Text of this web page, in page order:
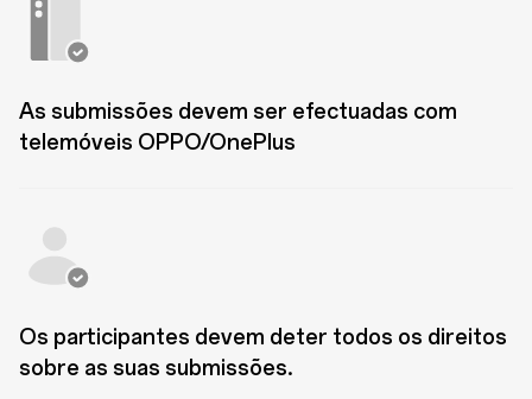
Prêmio Prata do OPPO Photography
Awards
As submissões devem ser efectuadas com
telemóveis OPPO/OnePlus
Os participantes devem deter todos os direitos
sobre as suas submissões.